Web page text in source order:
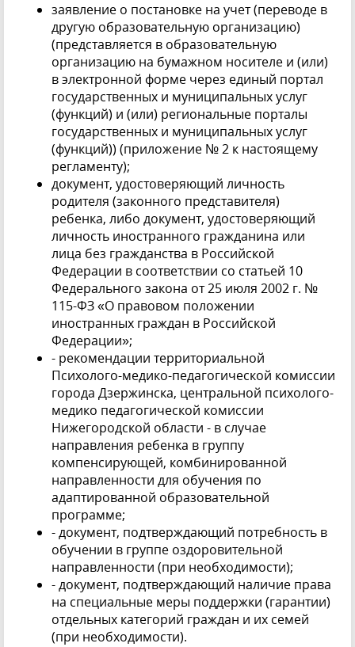
заявление о постановке на учет (переводе в
другую образовательную организацию)
(представляется в образовательную
организацию на бумажном носителе и (или)
в электронной форме через единый портал
государственных и муниципальных услуг
(функций) и (или) региональные порталы
государственных и муниципальных услуг
(функций)) (приложение № 2 к настоящему
регламенту);
документ, удостоверяющий личность
родителя (законного представителя)
ребенка, либо документ, удостоверяющий
личность иностранного гражданина или
лица без гражданства в Российской
Федерации в соответствии со статьей 10
Федерального закона от 25 июля 2002 г. №
115-ФЗ «О правовом положении
иностранных граждан в Российской
Федерации»;
- рекомендации территориальной
Психолого-медико-педагогической комиссии
города Дзержинска, центральной психолого-
медико педагогической комиссии
Нижегородской области - в случае
направления ребенка в группу
компенсирующей, комбинированной
направленности для обучения по
адаптированной образовательной
программе;
- документ, подтверждающий потребность в
обучении в группе оздоровительной
направленности (при необходимости);
- документ, подтверждающий наличие права
на специальные меры поддержки (гарантии)
отдельных категорий граждан и их семей
(при необходимости).